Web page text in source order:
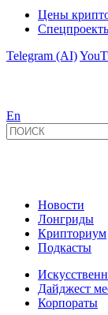
Цены
Telegram (AI)
En
Новости
Лонгриды
Крипториум
Подкасты
Дайджест
Корпораты